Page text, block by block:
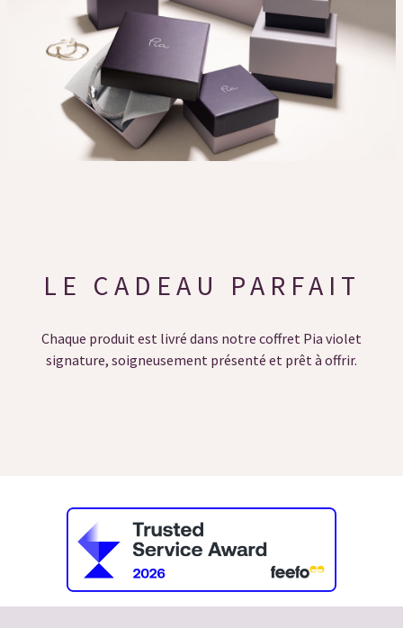
LE CADEAU PARFAIT
Chaque produit est livré dans notre coffret Pia violet
signature, soigneusement présenté et prêt à offrir.